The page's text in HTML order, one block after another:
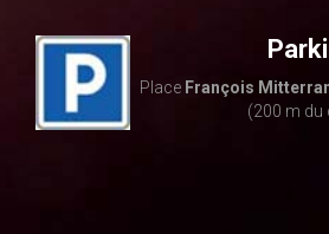
Place François
(200 m du